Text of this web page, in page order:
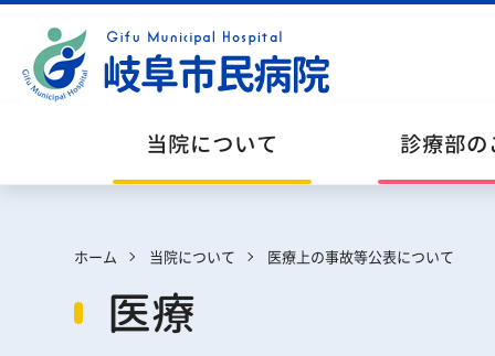
当院について 診療部の
ホーム 当院について 医療上の事故等公表について
医療